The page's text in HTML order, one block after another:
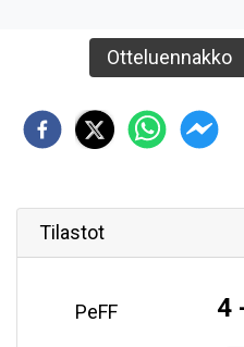
Otteluennakko
Tilastot
PeFF 4